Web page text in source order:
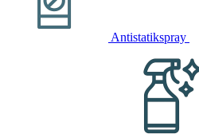
Antistatikspray